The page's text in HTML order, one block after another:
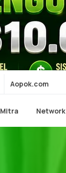
Aopok.com
Mitra Network